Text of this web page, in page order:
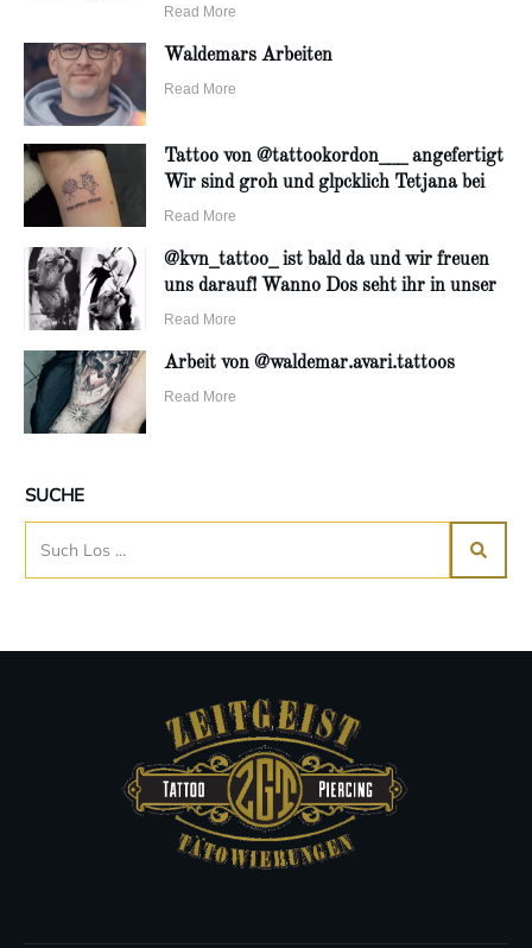
Read More
Waldemars Arbeiten
Read More
Tattoo von @tattookordon___ angefertigt
Wir sind groh und glpcklich Tetjana bei
Read More
@kvn_tattoo_ ist bald da und wir freuen
uns darauf! Wanno Dos seht ihr in unser
Read More
Arbeit von @waldemar.avari.tattoos
Read More
SUCHE